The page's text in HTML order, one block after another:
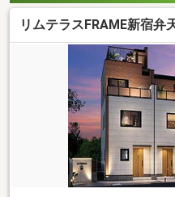
リムテラスFRAME新宿